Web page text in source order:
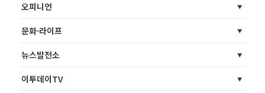
오피니언
문화·라이프
뉴스발전소
이투데이TV